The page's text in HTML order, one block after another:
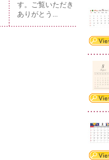
す。ご覧いただき
ありがとう...